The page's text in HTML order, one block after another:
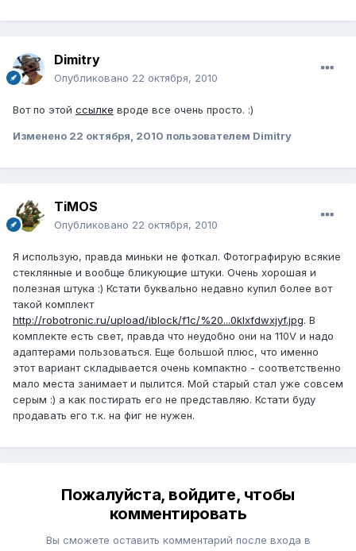
Dimitry
Опубликовано 22 октября, 2010
Вот по этой ссылке вроде все очень просто. :)
Изменено 22 октября, 2010 пользователем Dimitry
TiMOS
Опубликовано 22 октября, 2010
Я использую, правда миньки не фоткал. Фотографирую всякие
стеклянные и вообще бликующие штуки. Очень хорошая и
полезная штука :) Кстати буквально недавно купил более вот
такой комплект
http://robotronic.ru/upload/iblock/f1c/%20...0klxfdwxjyf.jpg. В
комплекте есть свет, правда что неудобно они на 110V и надо
адаптерами пользоваться. Еще большой плюс, что именно
этот вариант складывается очень компактно - соответственно
мало места занимает и пылится. Мой старый стал уже совсем
серым :) а как постирать его не представляю. Кстати буду
продавать его т.к. на фиг не нужен.
Пожалуйста, войдите, чтобы
комментировать
Вы сможете оставить комментарий после входа в